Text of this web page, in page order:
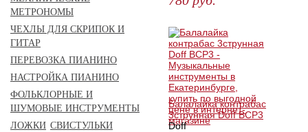
Балалайка контрабас
3струнная Doff BCP3
Doff
МЕТРОНОМЫ
ЧЕХЛЫ ДЛЯ СКРИПОК И
ГИТАР
ПЕРЕВОЗКА ПИАНИНО
НАСТРОЙКА ПИАНИНО
ФОЛЬКЛОРНЫЕ И
ШУМОВЫЕ ИНСТРУМЕНТЫ
ЛОЖКИ СВИСТУЛЬКИ